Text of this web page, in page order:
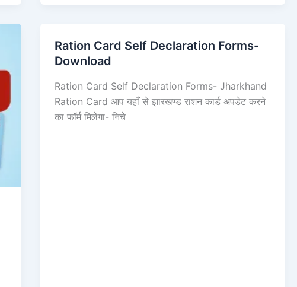
Ration Card Self Declaration Forms-
Download
Ration Card Self Declaration Forms- Jharkhand
Ration Card आप यहाँ से झारखण्ड राशन कार्ड अपडेट करने
का फॉर्म मिलेगा- निचे